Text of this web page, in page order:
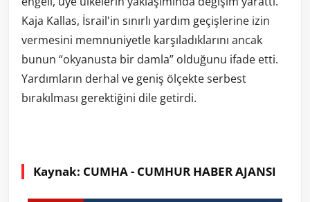
Kaja Kallas, İsrail'in sınırlı yardım geçişlerine izin
vermesini memnuniyetle karşıladıklarını ancak
bunun “okyanusta bir damla” olduğunu ifade etti.
Yardımların derhal ve geniş ölçekte serbest
bırakılması gerektiğini dile getirdi.
Kaynak: CUMHA - CUMHUR HABER AJANSI